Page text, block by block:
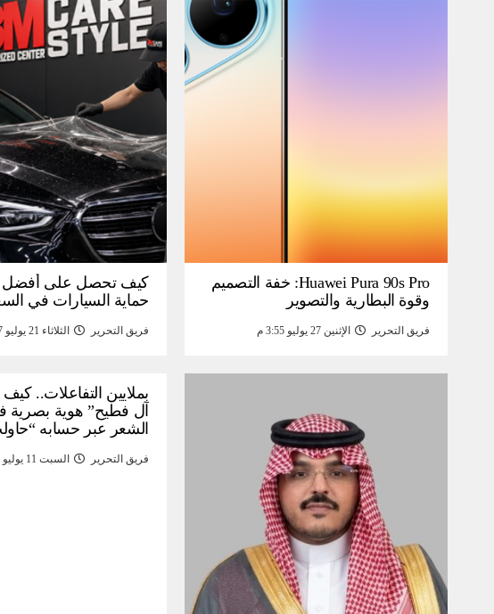
Huawei Pura 90s Pro: خفة التصميم
وقوة البطارية والتصوير
فريق التحرير الإثنين 27 يوليو 3:55 م
كيف تحصل على أفضل
حماية السيارات في
فريق التحرير الثلاثاء 21 يوليو 4:57 م
بملايين التفاعلات..
آل فطيح” هوية بصرية
الشعر عبر حسابه
فريق التحرير السبت 11 يوليو 1:07 ص